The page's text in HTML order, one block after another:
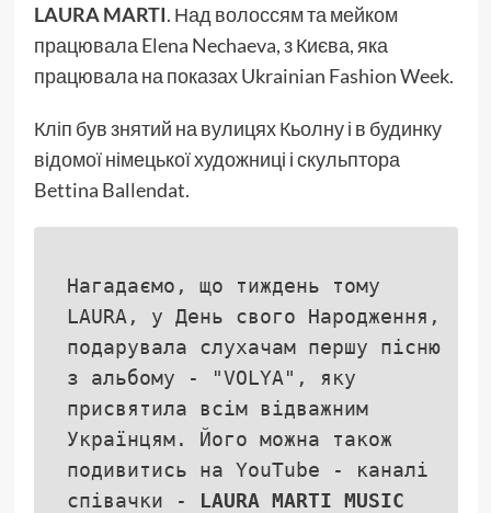
LAURA MARTI. Над волоссям та мейком
працювала Elena Nechaeva, з Києва, яка
працювала на показах Ukrainian Fashion Week.
Кліп був знятий на вулицях Кьолну і в будинку
відомої німецької художниці і скульптора
Bettina Ballendat.
Нагадаємо, що тиждень тому
LAURA, у День свого Народження,
подарувала слухачам першу пісню
з альбому - "VOLYA", яку
присвятила всім відважним
Українцям. Його можна також
подивитись на YouTube - каналі
співачки -
LAURA MARTI MUSIC